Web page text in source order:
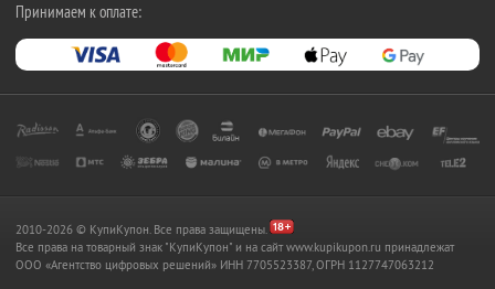
Принимаем к оплате:
2010-2026 © КупиКупон. Все права защищены.
Все права на товарный знак "КупиКупон" и на сайт www.kupikupon.ru принадлежат
OOO «Агентство цифровых решений» ИНН 7705523387, ОГРН 1127747063212